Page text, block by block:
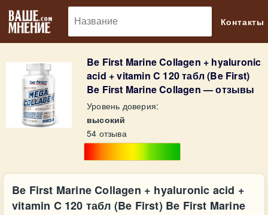
Контакты
Be First Marine Collagen + hyaluronic
acid + vitamin C 120 табл (Be First)
Be First Marine Collagen — отзывы
Уровень доверия:
высокий
54 отзыва
Be First Marine Collagen + hyaluronic acid +
vitamin C 120 табл (Be First) Be First Marine